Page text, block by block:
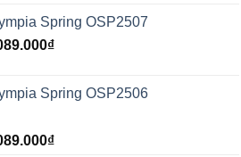
Spring OSP2507
₫
Spring OSP2506
₫